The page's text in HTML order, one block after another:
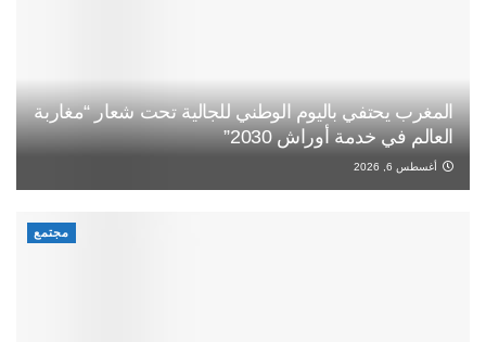
المغرب يحتفي باليوم الوطني للجالية تحت شعار “مغاربة
العالم في خدمة أوراش 2030”
أغسطس 6, 2026
مجتمع